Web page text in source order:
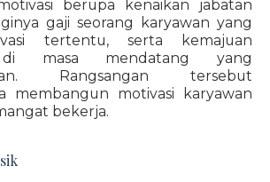
berupa kenaikan jabatan
gaji seorang karyawan yang
tertentu, serta kemajuan
di masa mendatang yang
Rangsangan tersebut
membangun motivasi karyawan
bekerja.